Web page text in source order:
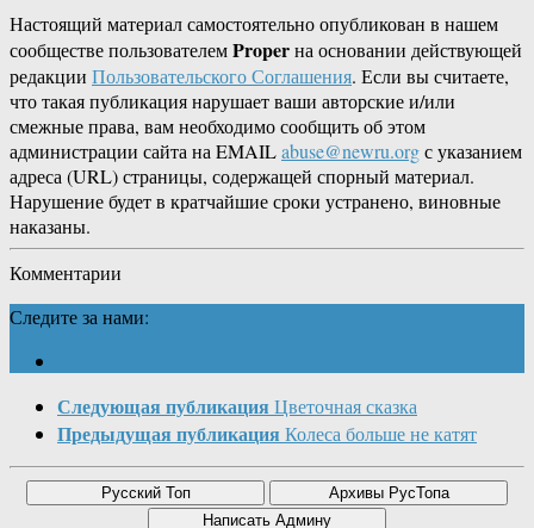
Настоящий материал самостоятельно опубликован в нашем
сообществе пользователемProperна основании действующей
редакции Пользовательского Соглашения. Если вы считаете,
что такая публикация нарушает ваши авторские и/или
смежные права, вам необходимо сообщить об этом
администрации сайта на EMAILabuse@newru.orgс указанием
адреса (URL) страницы, содержащей спорный материал.
Нарушение будет в кратчайшие сроки устранено, виновные
наказаны.
Комментарии
Следите за нами:
Следующая публикация Цветочная сказка
Предыдущая публикация Колеса больше не катят